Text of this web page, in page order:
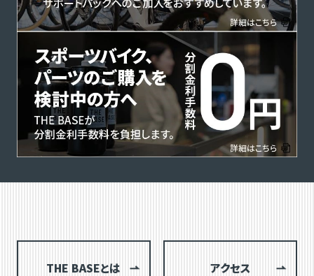
THE BASEとは アクセス